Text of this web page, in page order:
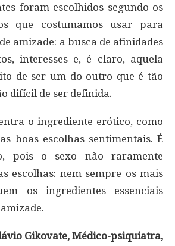
foram escolhidos segundo os
que costumamos usar para
amizade: a busca de afinidades
interesses e, é claro, aquela
de ser um do outro que é tão
difícil de ser definida.
o ingrediente erótico, como
boas escolhas sentimentais. É
pois o sexo não raramente
escolhas: nem sempre os mais
os ingredientes essenciais
Gikovate, Médico-psiquiatra,